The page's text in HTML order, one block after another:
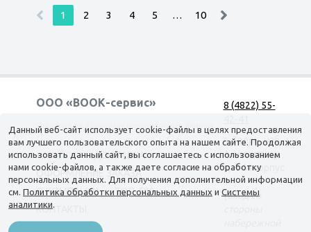
1 2 3 4 5 … 10
ООО «ВООК-сервис»
Согласие на обработку персональных данных
КАТАЛОГ
ДОСТАВКА
ОФОРМЛЕНИЕ ЗАКАЗА
О КОМПАНИИ
ТОП-500
КОНТАКТЫ
8 (4822) 55-
г. Тверь, наб.
А. Никитина,
д. 144 корпус
1
(вход со
Данный веб-сайт использует cookie-файлы в целях предоставления
вам лучшего пользовательского опыта на нашем сайте. Продолжая
использовать данный сайт, вы соглашаетесь с использованием
нами cookie-файлов, а также даете согласие на обработку
персональных данных. Для получения дополнительной информации
см. Политика обработки персональных данных и Системы
аналитики